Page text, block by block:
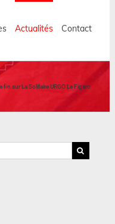
Actualités Contact
fin sur La Solitaire URGO Le Figaro